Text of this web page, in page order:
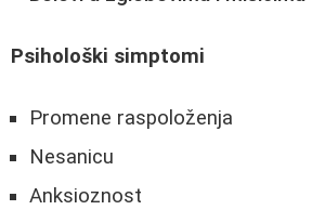
Psihološki simptomi
Promene raspoloženja
Nesanicu
Anksioznost